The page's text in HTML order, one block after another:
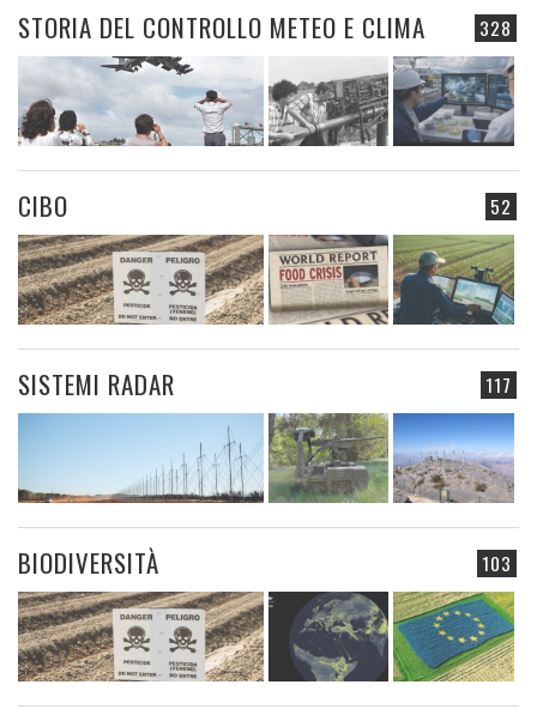
328
STORIA DEL CONTROLLO METEO E CLIMA
52
CIBO
117
SISTEMI RADAR
103
BIODIVERSITÀ